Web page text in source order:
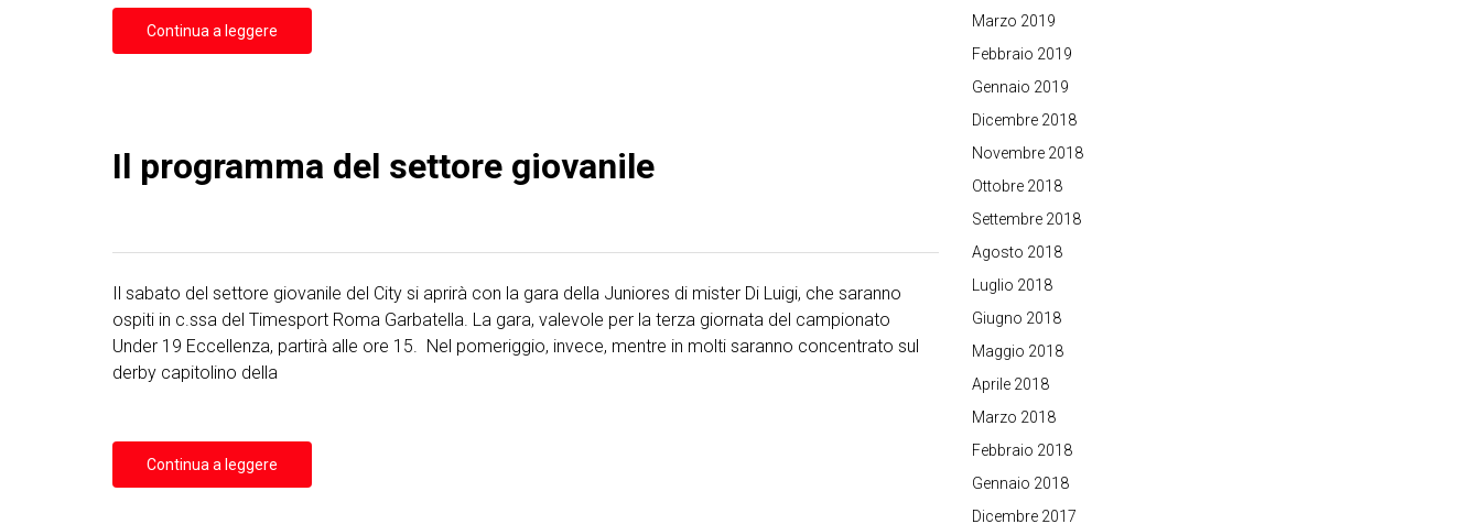
Continua a leggere
Il programma del settore giovanile
Il sabato del settore giovanile del City si aprirà con la gara della Juniores di mister Di Luigi, che saranno
ospiti in c.ssa del Timesport Roma Garbatella. La gara, valevole per la terza giornata del campionato
Under 19 Eccellenza, partirà alle ore 15. Nel pomeriggio, invece, mentre in molti saranno concentrato sul
derby capitolino della
Continua a leggere
Marzo 2019
Febbraio 2019
Gennaio 2019
Dicembre 2018
Novembre 2018
Ottobre 2018
Settembre 2018
Agosto 2018
Luglio 2018
Giugno 2018
Maggio 2018
Aprile 2018
Marzo 2018
Febbraio 2018
Gennaio 2018
Dicembre 2017